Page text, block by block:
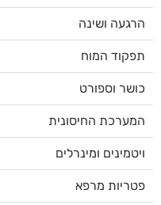
הרגעה ושינה
תפקוד המוח
כושר וספורט
המערכת החיסונית
ויטמינים ומינרלים
פטריות מרפא